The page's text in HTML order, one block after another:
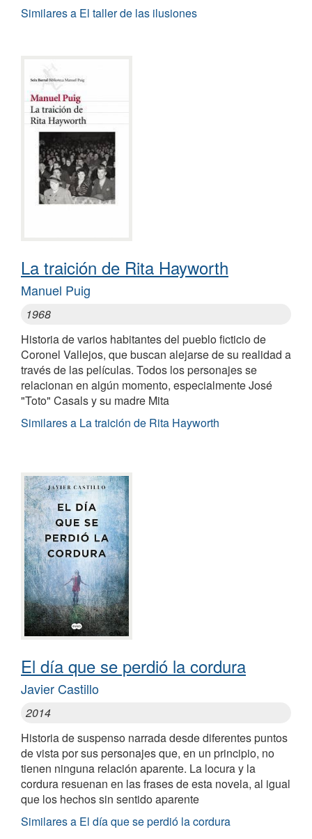
Similares a El taller de las ilusiones
La traición de Rita Hayworth
Manuel Puig
1968
Historia de varios habitantes del pueblo ficticio de
Coronel Vallejos, que buscan alejarse de su realidad a
través de las películas. Todos los personajes se
relacionan en algún momento, especialmente José
"Toto" Casals y su madre Mita
Similares a La traición de Rita Hayworth
El día que se perdió la cordura
Javier Castillo
2014
Historia de suspenso narrada desde diferentes puntos
de vista por sus personajes que, en un principio, no
tienen ninguna relación aparente. La locura y la
cordura resuenan en las frases de esta novela, al igual
que los hechos sin sentido aparente
Similares a El día que se perdió la cordura